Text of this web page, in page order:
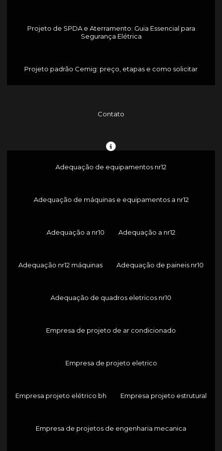
Projeto de SPDA e Aterramento: Guia Essencial para
Segurança Elétrica
Projeto padrão Cemig: preço, etapas e como solicitar
Contato
Adequação de equipamentos nr12
Adequação de máquinas e equipamentos a nr12
Adequação a nr10 Adequação a nr12
Adequação nr12 máquinas Adequação de paineis nr10
Adequação de quadros eletricos nr10
Empresa de projeto de ar condicionado
Empresa de projeto eletrico
Empresa projeto elétrico bh Empresa projeto estrutural
Empresa de projetos de engenharia mecanica